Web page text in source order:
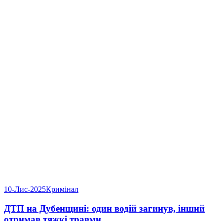
10-Лис-2025Кримінал
ДТП на Дубенщині: один водій загинув, інший